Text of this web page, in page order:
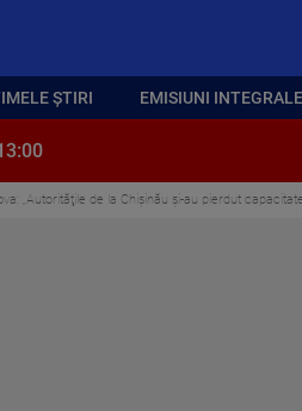
ȘTIRI EMISIUNI INTEGRALE
„Autorităţile de la Chişinău şi-au pierdut